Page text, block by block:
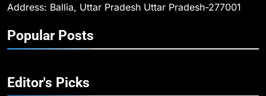
और कानपुर के लिए बस सेवाओं का
Address: Ballia, Uttar Pradesh Uttar Pradesh-277001
Popular Posts
Editor's Picks